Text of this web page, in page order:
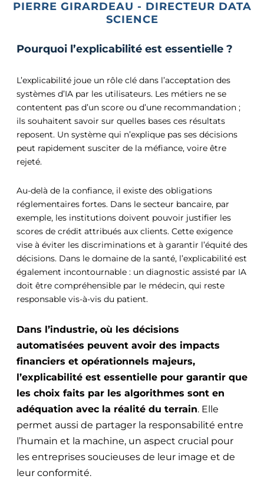
PIERRE GIRARDEAU - DIRECTEUR DATA
SCIENCE
Pourquoi l’explicabilité est essentielle ?
L’explicabilité joue un rôle clé dans l’acceptation des
systèmes d’IA par les utilisateurs. Les métiers ne se
contentent pas d’un score ou d’une recommandation ;
ils souhaitent savoir sur quelles bases ces résultats
reposent. Un système qui n’explique pas ses décisions
peut rapidement susciter de la méfiance, voire être
rejeté.
Au-delà de la confiance, il existe des obligations
réglementaires fortes. Dans le secteur bancaire, par
exemple, les institutions doivent pouvoir justifier les
scores de crédit attribués aux clients. Cette exigence
vise à éviter les discriminations et à garantir l’équité des
décisions. Dans le domaine de la santé, l’explicabilité est
également incontournable : un diagnostic assisté par IA
doit être compréhensible par le médecin, qui reste
responsable vis-à-vis du patient.
Dans l’industrie, où les décisions
automatisées peuvent avoir des impacts
financiers et opérationnels majeurs,
l’explicabilité est essentielle pour garantir que
les choix faits par les algorithmes sont en
adéquation avec la réalité du terrain. Elle
permet aussi de partager la responsabilité entre
l’humain et la machine, un aspect crucial pour
les entreprises soucieuses de leur image et de
leur conformité.